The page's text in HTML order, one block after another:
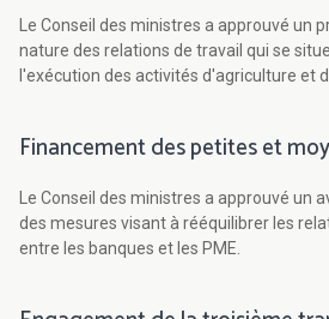
Le Conseil des ministres a approuvé un
nature des relations de travail qui se
l'exécution des activités d'agriculture et
Financement des petites et
Le Conseil des ministres a approuvé un
des mesures visant à rééquilibrer les
entre les banques et les PME.